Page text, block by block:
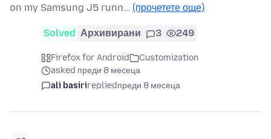
on my Samsung J5 runn… (прочетете още)
Solved Архивирани 3 249
Firefox for Android
Customization
asked преди 8 месеца
ali basirirepliedпреди 8 месеца